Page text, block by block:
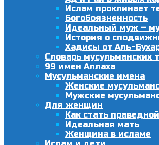
Ислам проклинает
Богобоязненность
Идеальный муж –
История о
Хадисы от Аль-
Словарь мусульманских
99 имен Аллаха
Мусульманские имена
Женские
Мужские
Для женщин
Как стать
Идеальная мать
Женщина в исламе